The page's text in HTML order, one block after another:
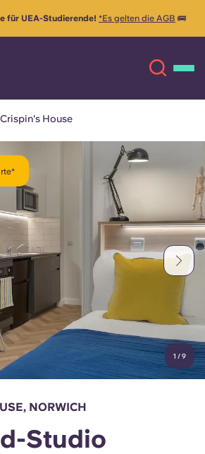
Sprache
English (GB)
Chinese
aus
Jetzt buchen
(US)
Español
Deutsch
French
für UEA-Studierende! *Es gelten die AGB 🚌
House
1 /9
NORWICH
Studio